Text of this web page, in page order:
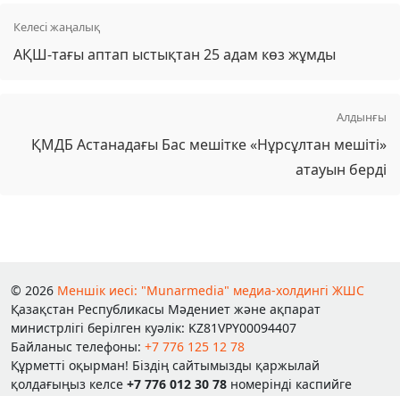
Келесі жаңалық
АҚШ-тағы аптап ыстықтан 25 адам көз жұмды
Алдынғы
ҚМДБ Астанадағы Бас мешітке «Нұрсұлтан мешіті»
атауын берді
© 2026 Меншік иесі: "Munarmedia" медиа-холдингі ЖШС
Қазақстан Республикасы Мәдениет және ақпарат
министрлігі берілген куәлік: KZ81VPY00094407
Байланыс телефоны: +7 776 125 12 78
Құрметті оқырман! Біздің сайтымызды қаржылай
қолдағыңыз келсе +7 776 012 30 78 номерінді каспийге